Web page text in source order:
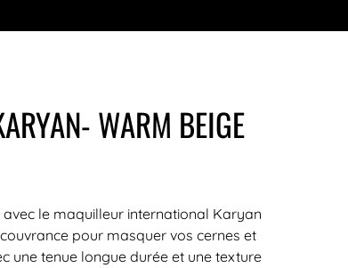
WARM BEIGE
le maquilleur international Karyan
pour masquer vos cernes et
une tenue longue durée et une texture